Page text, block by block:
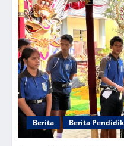
Berita Berita